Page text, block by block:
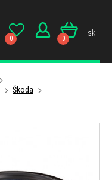
0 0
sk
Škoda